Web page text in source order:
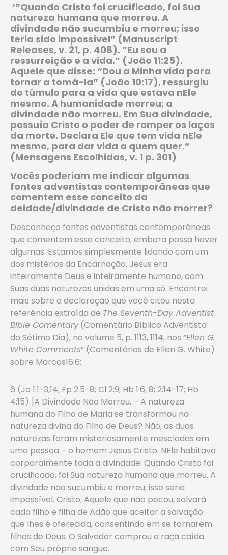
‘”Quando Cristo foi crucificado, foi Sua
natureza humana que morreu. A
divindade não sucumbiu e morreu; isso
teria sido impossível” (Manuscript
Releases, v. 21, p. 408). “Eu sou a
ressurreição e a vida.” (João 11:25).
Aquele que disse: “Dou a Minha vida para
tornar a tomá-la” (João 10:17), ressurgiu
do túmulo para a vida que estava nEle
mesmo. A humanidade morreu; a
divindade não morreu. Em Sua divindade,
possuía Cristo o poder de romper os laços
da morte. Declara Ele que tem vida nEle
mesmo, para dar vida a quem quer.”
(Mensagens Escolhidas, v. 1 p. 301)
Vocês poderiam me indicar algumas
fontes adventistas contemporâneas que
comentem esse conceito da
deidade/divindade de Cristo não morrer?
Desconheço fontes adventistas contemporâneas
que comentem esse conceito, embora possa haver
algumas. Estamos simplesmente lidando com um
dos mistérios da Encarnação. Jesus era
inteiramente Deus e inteiramente humano, com
Suas duas naturezas unidas em uma só. Encontrei
mais sobre a declaração que você citou nesta
referência extraída de The Seventh-Day Adventist
Bible Comentary(Comentário Bíblico Adventista
do Sétimo Dia), no volume 5, p. 1113, 1114, nos “Ellen G.
White Comments” (Comentários de Ellen G. White)
sobre Marcos16:6:
6 (Jo 1:1-3,14; Fp 2:5-8; Cl 2:9; Hb 1:6, 8; 2:14-17; Hb
4:15).]A Divindade Não Morreu. – A natureza
humana do Filho de Ma­ria se transformou na
natureza divina do Filho de Deus? Não; as duas
naturezas foram misteriosamente mescladas em
uma pessoa – o homem Jesus Cristo. NEle habitava
corporalmente toda a divin­dade. Quando Cristo foi
crucificado, foi Sua natureza humana que morreu. A
divindade não sucumbiu e morreu; isso seria
impossível. Cristo, Aquele que não pecou, salvará
cada filho e filha de Adão que aceitar a salvação
que lhes é oferecida, consentindo em se tornarem
filhos de Deus. O Salvador comprou a raça caída
com Seu próprio sangue.